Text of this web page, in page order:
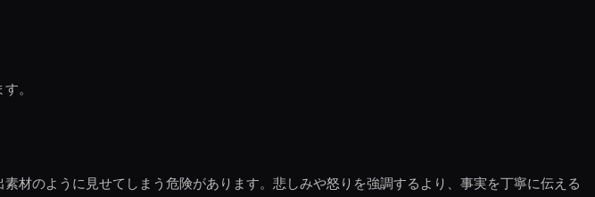
。
材のように見せてしまう危険があります。悲しみや怒りを強調するより、事実を丁寧に伝える